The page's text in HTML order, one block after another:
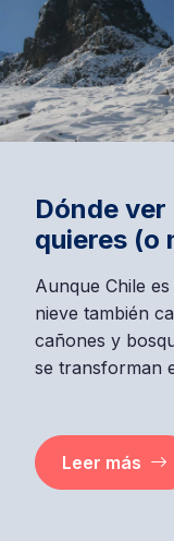
Dónde ver
quieres (o
Aunque Chile
nieve también
cañones y
se transforman
Leer más